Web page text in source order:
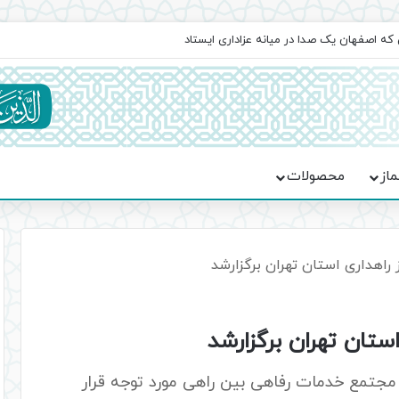
جماعت در موکب فاطمه الزهرا (س)
محصولات
استان تهران برگزارشد
تهران برگزارشد
خدمات رفاهی بین راهی مورد توجه قرار